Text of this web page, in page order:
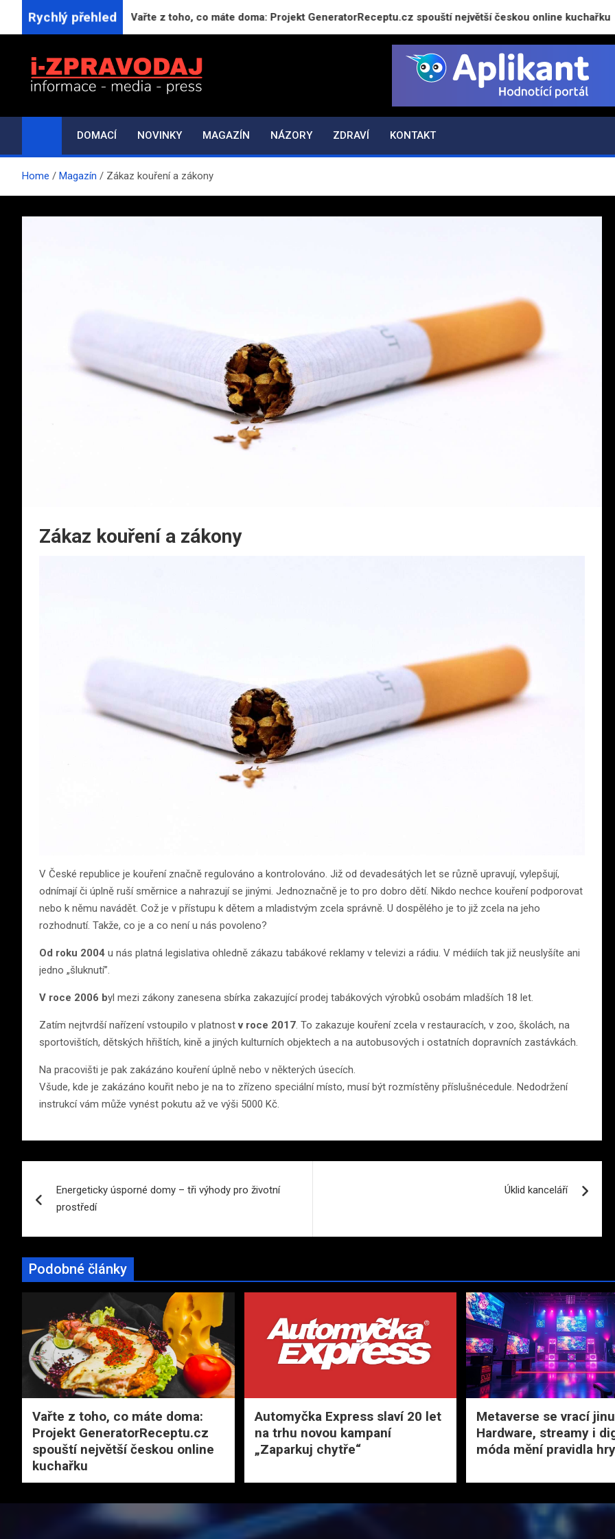
Rychlý přehledVařte z toho, co máte doma: Projekt GeneratorReceptu.cz spouští největší českou online kuchařku
i-ZPRAVODAJ.CZ
DOMACÍ NOVINKY MAGAZÍN NÁZORY ZDRAVÍ KONTAKT
Home Magazín Zákaz kouření a zákony
Zákaz kouření a zákony
V České republice je kouření značně regulováno a kontrolováno. Již od devadesátých let se různě upravují, vylepšují,
odnímají či úplně ruší směrnice a nahrazují se jinými. Jednoznačně je to pro dobro dětí. Nikdo nechce kouření podporovat
nebo k němu navádět. Což je v přístupu k dětem a mladistvým zcela správně. U dospělého je to již zcela na jeho
rozhodnutí. Takže, co je a co není u nás povoleno?
Od roku 2004 u nás platná legislativa ohledně zákazu tabákové reklamy v televizi a rádiu. V médiích tak již neuslyšíte ani
jedno „šluknutí”.
V roce 2006 byl mezi zákony zanesena sbírka zakazující prodej tabákových výrobků osobám mladších 18 let.
Zatím nejtvrdší nařízení vstoupilo v platnostv roce 2017. To zakazuje kouření zcela v restauracích, v zoo, školách, na
sportovištích, dětských hřištích, kině a jiných kulturních objektech a na autobusových i ostatních dopravních zastávkách.
Na pracovišti je pak zakázáno kouření úplně nebo v některých úsecích.
Všude, kde je zakázáno kouřit nebo je na to zřízeno speciální místo, musí být rozmístěny příslušnécedule. Nedodržení
instrukcí vám může vynést pokutu až ve výši 5000 Kč.
pro
příspěvek
Energeticky úsporné domy – tři výhody pro životní
prostředí
Úklid kanceláří
Podobné články
Vařte z toho, co máte doma:
Projekt GeneratorReceptu.cz
spouští největší českou online
kuchařku
Automyčka Express slaví 20 let
na trhu novou kampaní
„Zaparkuj chytře“
Metaverse se vrací
Hardware, streamy i
móda mění pravidla hry